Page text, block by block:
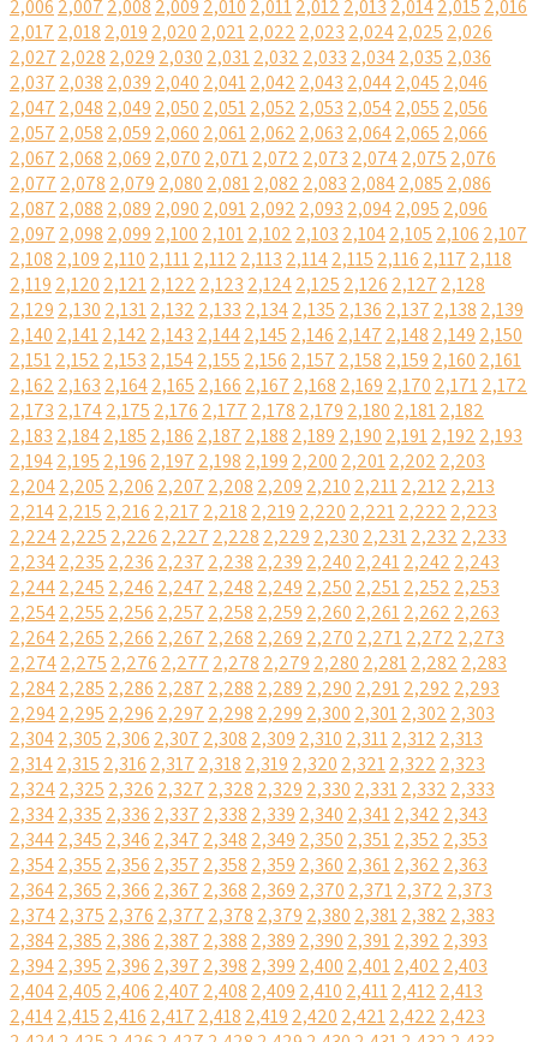
2,006 2,007 2,008 2,009 2,010 2,0112,012 2,013 2,0142,015 2,016
2,017 2,018 2,019 2,020 2,0212,022 2,023 2,0242,025 2,026
2,027 2,028 2,029 2,030 2,0312,032 2,033 2,0342,035 2,036
2,037 2,038 2,039 2,040 2,0412,042 2,043 2,0442,045 2,046
2,047 2,048 2,049 2,050 2,0512,052 2,053 2,0542,055 2,056
2,057 2,058 2,059 2,060 2,0612,062 2,063 2,0642,065 2,066
2,067 2,068 2,069 2,070 2,0712,072 2,073 2,0742,075 2,076
2,077 2,078 2,079 2,080 2,0812,082 2,083 2,0842,085 2,086
2,087 2,088 2,089 2,090 2,0912,092 2,093 2,0942,095 2,096
2,097 2,098 2,099 2,100 2,1012,102 2,103 2,1042,105 2,106 2,107
2,108 2,109 2,110 2,1112,112 2,113 2,1142,115 2,116 2,117 2,118
2,119 2,120 2,1212,122 2,123 2,1242,125 2,126 2,127 2,128
2,129 2,130 2,1312,132 2,133 2,1342,135 2,136 2,137 2,138 2,139
2,140 2,1412,142 2,143 2,1442,145 2,146 2,147 2,148 2,149 2,150
2,1512,152 2,153 2,1542,155 2,156 2,157 2,158 2,159 2,160 2,161
2,162 2,163 2,1642,165 2,166 2,167 2,168 2,169 2,170 2,1712,172
2,173 2,1742,175 2,176 2,177 2,178 2,179 2,180 2,1812,182
2,183 2,1842,185 2,186 2,187 2,188 2,189 2,190 2,1912,192 2,193
2,1942,195 2,196 2,197 2,198 2,199 2,200 2,2012,202 2,203
2,2042,205 2,206 2,207 2,208 2,209 2,210 2,2112,212 2,213
2,2142,215 2,216 2,217 2,218 2,219 2,220 2,2212,222 2,223
2,2242,225 2,226 2,227 2,228 2,229 2,230 2,2312,232 2,233
2,2342,235 2,236 2,237 2,238 2,239 2,240 2,2412,242 2,243
2,2442,245 2,246 2,247 2,248 2,249 2,250 2,2512,252 2,253
2,2542,255 2,256 2,257 2,258 2,259 2,260 2,2612,262 2,263
2,2642,265 2,266 2,267 2,268 2,269 2,270 2,2712,272 2,273
2,2742,275 2,276 2,277 2,278 2,279 2,280 2,2812,282 2,283
2,2842,285 2,286 2,287 2,288 2,289 2,290 2,2912,292 2,293
2,2942,295 2,296 2,297 2,298 2,299 2,300 2,3012,302 2,303
2,3042,305 2,306 2,307 2,308 2,309 2,310 2,3112,312 2,313
2,3142,315 2,316 2,317 2,318 2,319 2,320 2,3212,322 2,323
2,3242,325 2,326 2,327 2,328 2,329 2,330 2,3312,332 2,333
2,3342,335 2,336 2,337 2,338 2,339 2,340 2,3412,342 2,343
2,3442,345 2,346 2,347 2,348 2,349 2,350 2,3512,352 2,353
2,3542,355 2,356 2,357 2,358 2,359 2,360 2,3612,362 2,363
2,3642,365 2,366 2,367 2,368 2,369 2,370 2,3712,372 2,373
2,3742,375 2,376 2,377 2,378 2,379 2,380 2,3812,382 2,383
2,3842,385 2,386 2,387 2,388 2,389 2,390 2,3912,392 2,393
2,3942,395 2,396 2,397 2,398 2,399 2,400 2,4012,402 2,403
2,4042,405 2,406 2,407 2,408 2,409 2,410 2,4112,412 2,413
2,4142,415 2,416 2,417 2,418 2,419 2,420 2,4212,422 2,423